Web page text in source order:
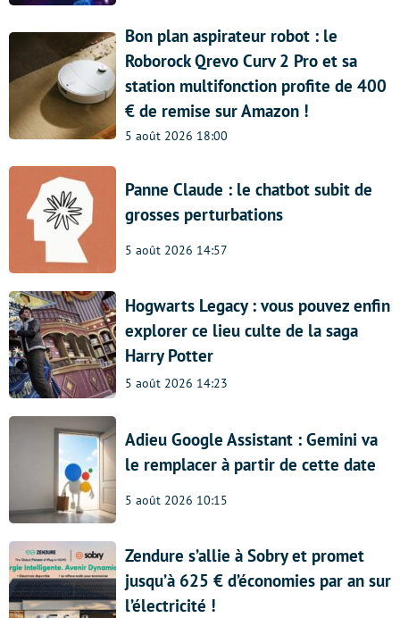
Bon plan aspirateur robot : le
Roborock Qrevo Curv 2 Pro et sa
station multifonction profite de 400
€ de remise sur Amazon !
5 août 2026 18:00
Panne Claude : le chatbot subit de
grosses perturbations
5 août 2026 14:57
Hogwarts Legacy : vous pouvez enfin
explorer ce lieu culte de la saga
Harry Potter
5 août 2026 14:23
Adieu Google Assistant : Gemini va
le remplacer à partir de cette date
5 août 2026 10:15
Zendure s’allie à Sobry et promet
jusqu’à 625 € d’économies par an sur
l’électricité !